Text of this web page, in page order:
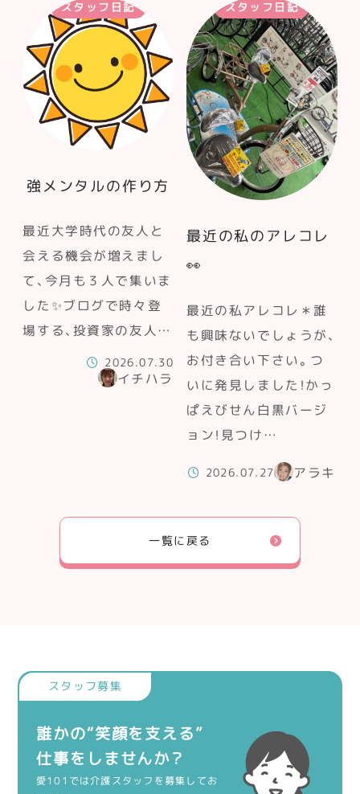
スタッフ日記
強メンタルの作り方
最近大学時代の友人と
会える機会が増えまし
て、今月も３人で集いま
した✨ブログで時々登
場する、投資家の友人…
2026.07.30
イチハラ
スタッフ日記
最近の私のアレコレ
👀
最近の私アレコレ＊誰
も興味ないでしょうが、
お付き合い下さい。つ
いに発見しました！かっ
ぱえびせん白黒バージ
ョン！見つけ…
2026.07.27 アラキ
一覧に戻る
誰かの“笑顔を支える”
仕事をしませんか？
愛101では介護スタッフを募集してお